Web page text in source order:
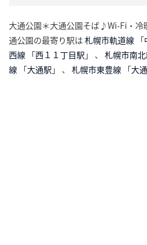
大通公園＊大通公園そば♪Wi-Fi・冷
通公園の最寄り駅は 札幌市軌道線 「
西線 「西１１丁目駅 」 、 札幌市南
線 「大通駅 」 、 札幌市東豊線 「大